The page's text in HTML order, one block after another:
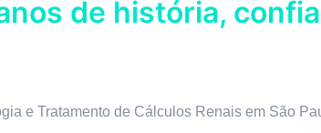
de história,
e Tratamento de Cálculos Renais em São